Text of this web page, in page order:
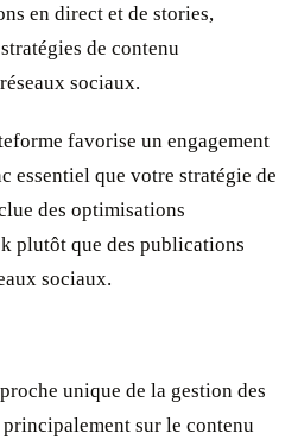
en direct et de stories,
de contenu
sociaux.
favorise un engagement
essentiel que votre stratégie de
des optimisations
plutôt que des publications
sociaux.
unique de la gestion des
sur le contenu